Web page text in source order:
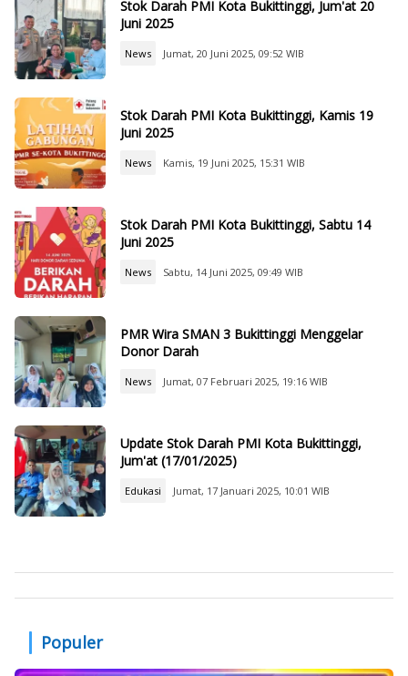
Stok Darah PMI Kota Bukittinggi, Jum'at 20
Juni 2025
News Jumat, 20 Juni 2025, 09:52 WIB
Stok Darah PMI Kota Bukittinggi, Kamis 19
Juni 2025
News Kamis, 19 Juni 2025, 15:31 WIB
Stok Darah PMI Kota Bukittinggi, Sabtu 14
Juni 2025
News Sabtu, 14 Juni 2025, 09:49 WIB
PMR Wira SMAN 3 Bukittinggi Menggelar
Donor Darah
News Jumat, 07 Februari 2025, 19:16 WIB
Update Stok Darah PMI Kota Bukittinggi,
Jum'at (17/01/2025)
Edukasi Jumat, 17 Januari 2025, 10:01 WIB
Populer